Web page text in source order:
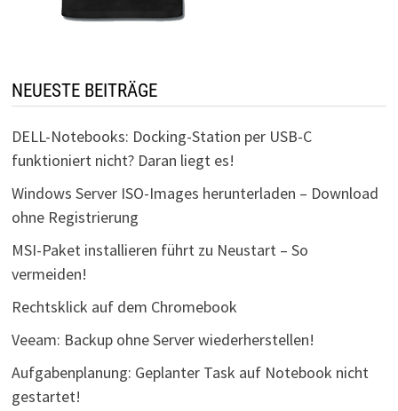
NEUESTE BEITRÄGE
DELL-Notebooks: Docking-Station per USB-C
funktioniert nicht? Daran liegt es!
Windows Server ISO-Images herunterladen – Download
ohne Registrierung
MSI-Paket installieren führt zu Neustart – So
vermeiden!
Rechtsklick auf dem Chromebook
Veeam: Backup ohne Server wiederherstellen!
Aufgabenplanung: Geplanter Task auf Notebook nicht
gestartet!